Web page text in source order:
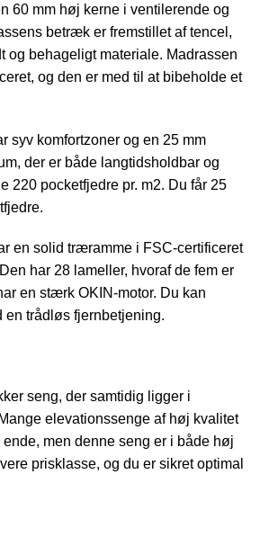
60 mm høj kerne i ventilerende og
betræk er fremstillet af tencel,
og behageligt materiale. Madrassen
og den er med til at bibeholde et
syv komfortzoner og en 25 mm
der er både langtidsholdbar og
220 pocketfjedre pr. m2. Du får 25
en solid træramme i FSC-certificeret
har 28 lameller, hvoraf de fem er
en stærk OKIN-motor. Du kan
en trådløs fjernbetjening.
seng, der samtidig ligger i
elevationssenge af høj kvalitet
ende, men denne seng er i både høj
prisklasse, og du er sikret optimal